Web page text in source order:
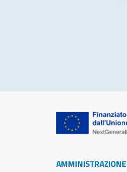
AMMINISTRAZIONE